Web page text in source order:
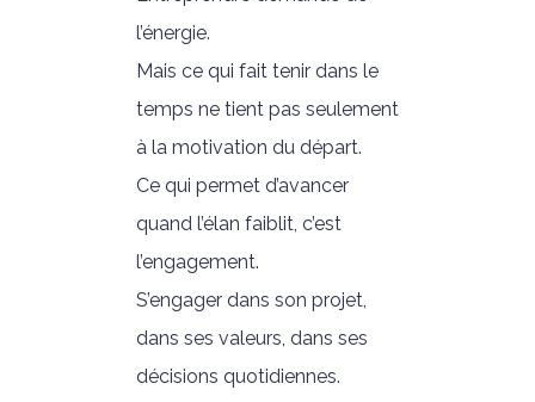
l’énergie.
Mais ce qui fait tenir dans le
temps ne tient pas seulement
à la motivation du départ.
Ce qui permet d’avancer
quand l’élan faiblit, c’est
l’engagement.
S’engager dans son projet,
dans ses valeurs, dans ses
décisions quotidiennes.